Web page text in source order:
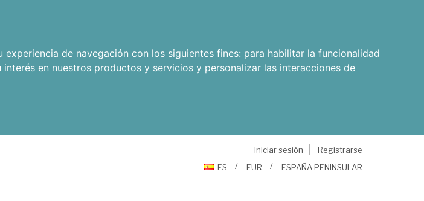
de navegación con los siguientes fines: para habilitar la funcionalidad
interés en nuestros productos y servicios y personalizar las interacciones de
Iniciar sesión
Registrarse
ES
EUR ESPAÑA PENINSULAR